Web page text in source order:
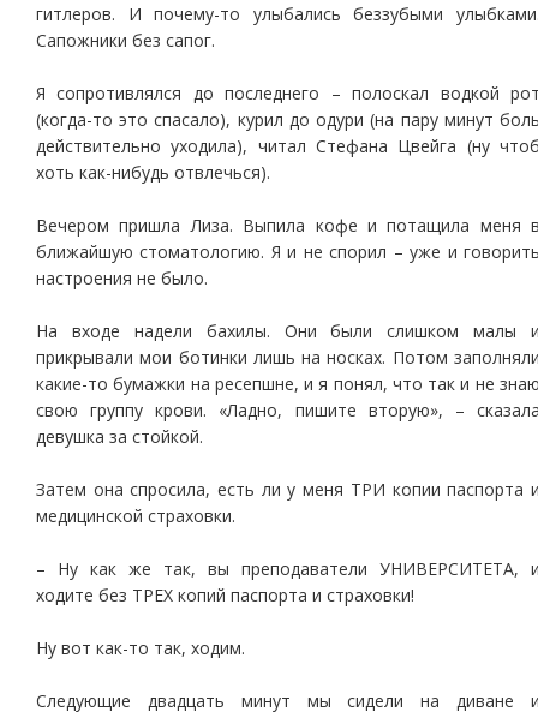
гитлеров. И почему-то улыбались беззубыми
Сапожники без сапог.
Я сопротивлялся до последнего – полоскал водкой
(когда-то это спасало), курил до одури (на пару минут
действительно уходила), читал Стефана Цвейга (ну
хоть как-нибудь отвлечься).
Вечером пришла Лиза. Выпила кофе и потащила меня
ближайшую стоматологию. Я и не спорил – уже и
настроения не было.
На входе надели бахилы. Они были слишком малы
прикрывали мои ботинки лишь на носках. Потом
какие-то бумажки на ресепшне, и я понял, что так и не
свою группу крови. «Ладно, пишите вторую», –
девушка за стойкой.
Затем она спросила, есть ли у меня ТРИ копии паспорта
медицинской страховки.
– Ну как же так, вы преподаватели УНИВЕРСИТЕТА,
ходите без ТРЕХ копий паспорта и страховки!
Ну вот как-то так, ходим.
Следующие двадцать минут мы сидели на диване